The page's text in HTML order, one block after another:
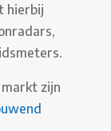
hierbij
zijn